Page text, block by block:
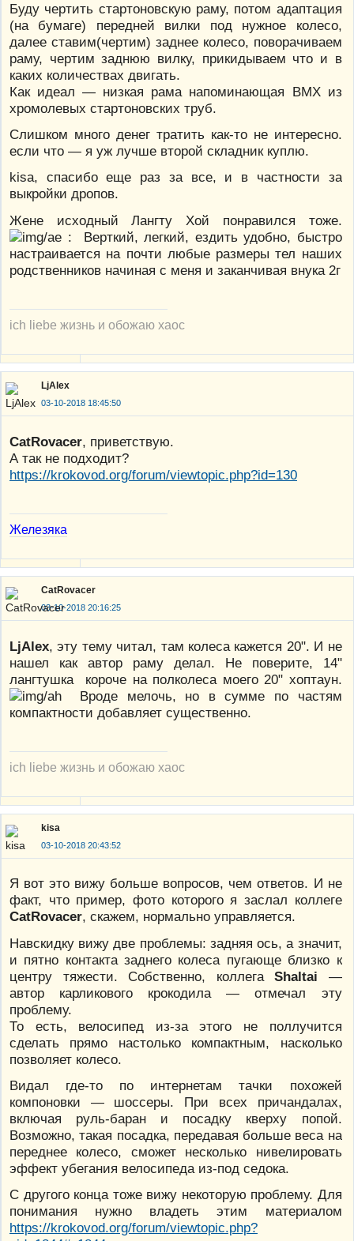
Буду чертить стартоновскую раму, потом адаптация
(на бумаге) передней вилки под нужное колесо,
далее ставим(чертим) заднее колесо, поворачиваем
раму, чертим заднюю вилку, прикидываем что и в
каких количествах двигать.
Как идеал — низкая рама напоминающая BMX из
хромолевых стартоновских труб.
Слишком много денег тратить как-то не интересно.
если что — я уж лучше второй складник куплю.
kisa, спасибо еще раз за все, и в частности за
выкройки дропов.
Жене исходный Лангту Хой понравился тоже.
: Верткий, легкий, ездить удобно, быстро
настраивается на почти любые размеры тел наших
родственников начиная с меня и заканчивая внука 2г
ich liebe жизнь и обожаю хаос
LjAlex
03-10-2018 18:45:50
CatRovacer, приветствую.
А так не подходит?
https://krokovod.org/forum/viewtopic.php?id=130
Железяка
CatRovacer
03-10-2018 20:16:25
LjAlex, эту тему читал, там колеса кажется 20". И не
нашел как автор раму делал. Не поверите, 14"
лангтушка короче на полколеса моего 20" хоптаун.
Вроде мелочь, но в сумме по частям
компактности добавляет существенно.
ich liebe жизнь и обожаю хаос
kisa
03-10-2018 20:43:52
Я вот это вижу больше вопросов, чем ответов. И не
факт, что пример, фото которого я заслал коллеге
CatRovacer, скажем, нормально управляется.
Навскидку вижу две проблемы: задняя ось, а значит,
и пятно контакта заднего колеса пугающе близко к
центру тяжести. Собственно, коллегаShaltai —
автор карликового крокодила — отмечал эту
проблему.
То есть, велосипед из-за этого не поллучится
сделать прямо настолько компактным, насколько
позволяет колесо.
Видал где-то по интернетам тачки похожей
компоновки — шоссеры. При всех причандалах,
включая руль-баран и посадку кверху попой.
Возможно, такая посадка, передавая больше веса на
переднее колесо, сможет несколько нивелировать
эффект убегания велосипеда из-под седока.
С другого конца тоже вижу некоторую проблему. Для
понимания нужно владеть этим материалом
https://krokovod.org/forum/viewtopic.php?